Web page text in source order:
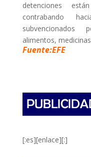
detenciones
contrabando
subvencionados
alimentos,
Fuente:EFE
[:es][enlace][:]